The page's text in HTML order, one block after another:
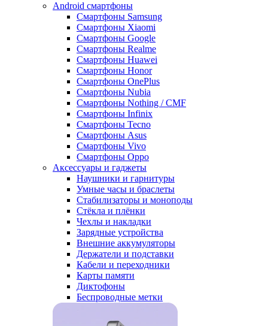
Android cмартфоны
Смартфоны Samsung
Смартфоны Xiaomi
Смартфоны Google
Смартфоны Realme
Смартфоны Huawei
Смартфоны Honor
Смартфоны OnePlus
Смартфоны Nubia
Смартфоны Nothing / CMF
Смартфоны Infinix
Смартфоны Tecno
Смартфоны Asus
Смартфоны Vivo
Смартфоны Oppo
Аксессуары и гаджеты
Наушники и гарнитуры
Умные часы и браслеты
Стабилизаторы и моноподы
Стёкла и плёнки
Чехлы и накладки
Зарядные устройства
Внешние аккумуляторы
Держатели и подставки
Кабели и переходники
Карты памяти
Диктофоны
Беспроводные метки